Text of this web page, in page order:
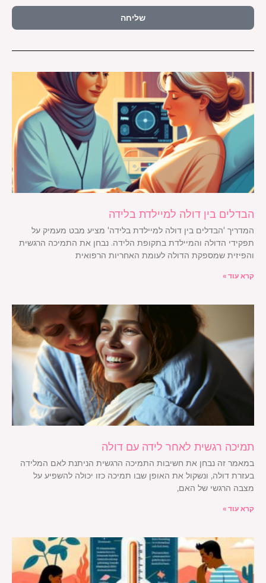
שליחה
הבדלים בין דולה למיילדת בלידה
המדריך 'הבדלים בין דולה למיילדת בלידה' מציע מבט מעמיק על
תפקידי הדולה והמיילדת בתקופת הלידה. נבחן את התמיכה הרגשית
והפיזית שמספקת הדולה לעומת האחריות הרפואית
קרא עוד »
תמיכה רגשית לאחר לידה עם דולה
במאמר זה נבחן את חשיבות התמיכה הרגשית הניתנת לאם המלידה
בעזרת דולה, ונשקול את האופן שבו תמיכה כזו יכולה להשפיע על
מצבה הרגשי של האם,
קרא עוד »